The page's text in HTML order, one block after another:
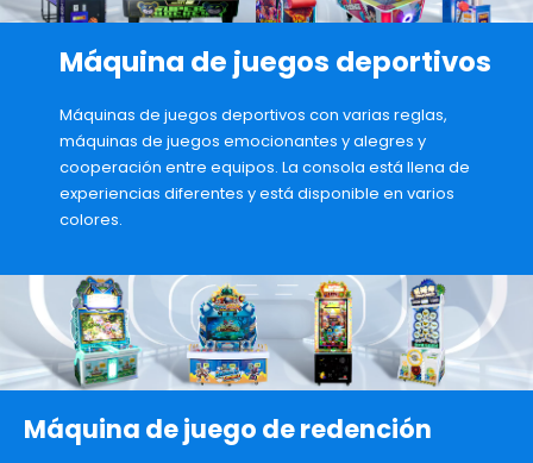
Máquina de juegos deportivos
Máquinas de juegos deportivos con varias reglas,
máquinas de juegos emocionantes y alegres y
cooperación entre equipos. La consola está llena de
experiencias diferentes y está disponible en varios
colores.
Máquina de juego de redención